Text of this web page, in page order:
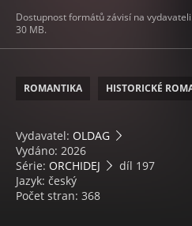
Dostupnost formátů závisí na
30 MB.
ROMANTIKA HISTORICKÉ
Vydavatel: OLDAG
Vydáno: 2026
Série: ORCHIDEJ
díl 197
Jazyk: český
Počet stran: 368